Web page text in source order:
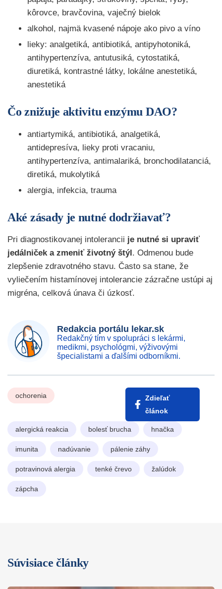
kôrovce, bravčovina, vaječný bielok
alkohol, najmä kvasené nápoje ako pivo a víno
lieky: analgetiká, antibiotiká, antipyhotoniká,
antihypertenzíva, antutusiká, cytostatiká,
diuretiká, kontrastné látky, lokálne anestetiká,
anestetiká
Čo znižuje aktivitu enzýmu DAO?
antiartymiká, antibiotiká, analgetiká,
antidepresíva, lieky proti vracaniu,
antihypertenzíva, antimalariká, bronchodilatanciá,
diretiká, mukolytiká
alergia, infekcia, trauma
Aké zásady je nutné dodržiavať?
Pri diagnostikovanej intolerancii je nutné si upraviť
jedálniček a zmeniť životný štýl. Odmenou bude
zlepšenie zdravotného stavu. Často sa stane, že
vyliečením histamínovej intolerancie zázračne ustúpi aj
migréna, celková únava či úzkosť.
Redakcia portálu lekar.sk
Redakčný tím v spolupráci s lekármi,
medikmi, psychológmi, výživovými
špecialistami a ďalšími odborníkmi.
ochorenia
Zdieľať
článok
alergická reakcia bolesť brucha hnačka
imunita nadúvanie pálenie záhy
potravinová alergia tenké črevo žalúdok
zápcha
Súvisiace články